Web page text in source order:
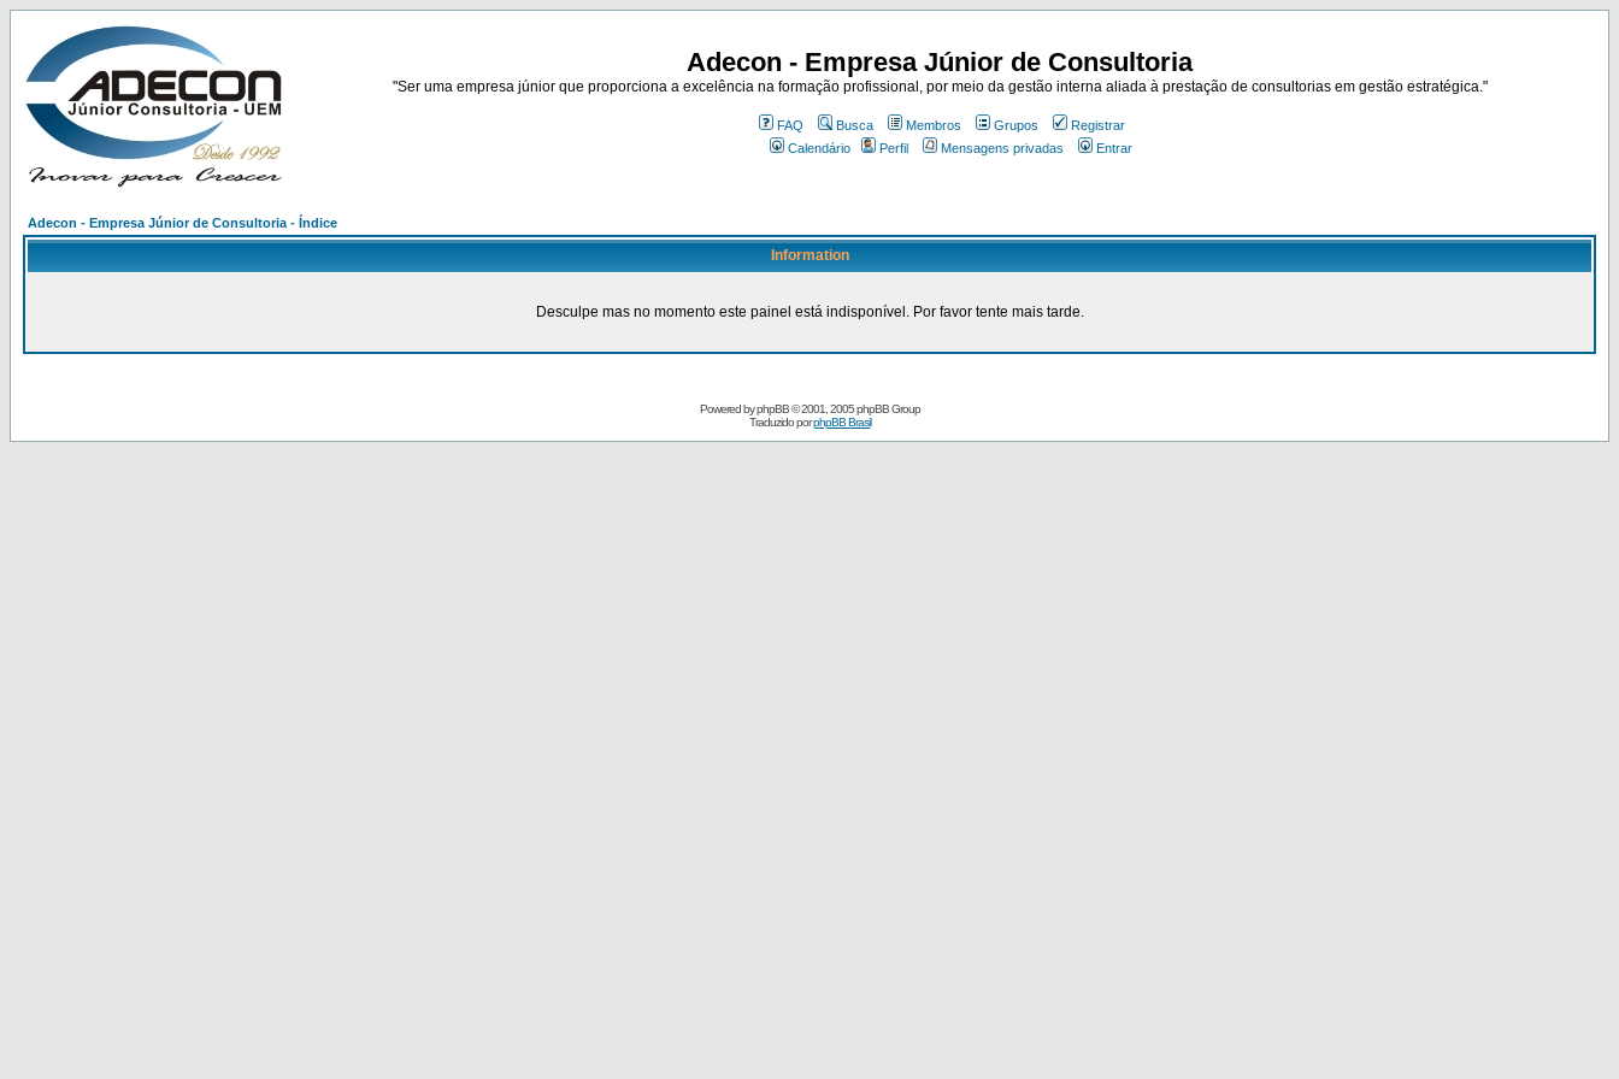
Adecon - Empresa Júnior de Consultoria
"Ser uma empresa júnior que proporciona a excelência na formação profissional, por meio da gestão interna aliada à prestação de consultorias em gestão estratégica."
FAQ Busca Membros Grupos
Registrar
Calendário
Perfil Mensagens privadas Entrar
Adecon - Empresa Júnior de Consultoria - Índice
Information
Desculpe mas no momento este painel está indisponível. Por favor tente mais tarde.
Powered byphpBB© 2001, 2005 phpBB Group
Traduzido porphpBB Brasil